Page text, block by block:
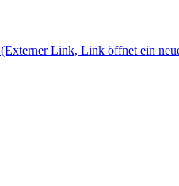
(Externer Link, Link öffnet ein